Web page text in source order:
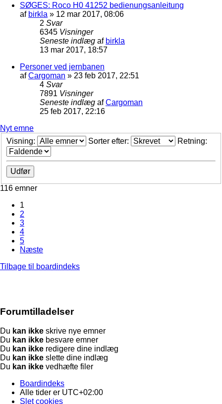
SØGES: Roco H0 41252 bedienungsanleitung
af birkla » 12 mar 2017, 08:06
2 Svar
6345 Visninger
Seneste indlæg af birkla
13 mar 2017, 18:57
Personer ved jernbanen
afCargoman » 23 feb 2017, 22:51
4 Svar
7891 Visninger
Seneste indlæg afCargoman
25 feb 2017, 22:16
Nyt emne
Visning:
Sorter efter: Retning:
116 emner
1
2
3
4
5
Næste
Tilbage til boardindeks
Forumtilladelser
Du kan ikke skrive nye emner
Du kan ikke besvare emner
Du kan ikke redigere dine indlæg
Du kan ikke slette dine indlæg
Du kan ikke vedhæfte filer
Boardindeks
Alle tider er UTC+02:00
Slet cookies